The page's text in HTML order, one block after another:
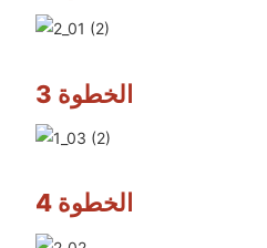
الخطوة 3
الخطوة 4